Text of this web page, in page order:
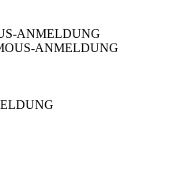
ANMELDUNG
ANMELDUNG